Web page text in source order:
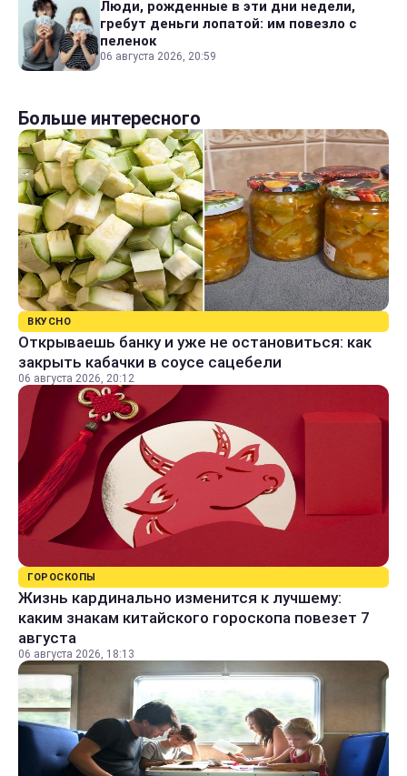
Люди, рожденные в эти дни недели,
гребут деньги лопатой: им повезло с
пеленок
06 августа 2026, 20:59
Больше интересного
ВКУСНО
Открываешь банку и уже не остановиться: как
закрыть кабачки в соусе сацебели
06 августа 2026, 20:12
ГОРОСКОПЫ
Жизнь кардинально изменится к лучшему:
каким знакам китайского гороскопа повезет 7
августа
06 августа 2026, 18:13